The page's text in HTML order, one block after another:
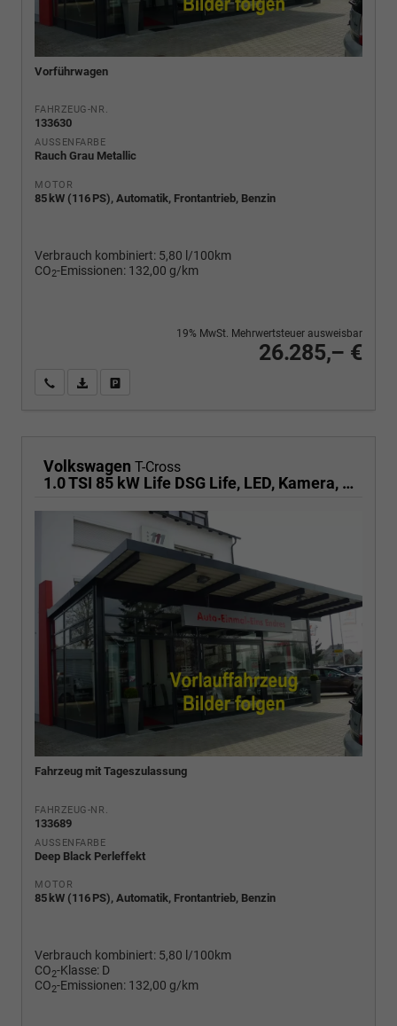
Vorführwagen
FAHRZEUG-NR.
133630
AUSSENFARBE
Rauch Grau Metallic
MOTOR
85 kW (116 PS), Automatik, Frontantrieb, Benzin
Verbrauch kombiniert: 5,80 l/100km
CO2-Emissionen: 132,00 g/km
26.285,– €
19% MwSt. Mehrwertsteuer ausweisbar
Wir rufen Sie anPDF-Fahrzeugexposé drucken
Volkswagen T-Cross
1.0 TSI 85 kW Life DSG Life, LED, Kamera, ACC, Side, Winter, 17-Zoll, 3-J. Garantie
Fahrzeug mit Tageszulassung
FAHRZEUG-NR.
133689
AUSSENFARBE
Deep Black Perleffekt
MOTOR
85 kW (116 PS), Automatik, Frontantrieb, Benzin
Verbrauch kombiniert: 5,80 l/100km
CO2-Klasse: D
CO2-Emissionen: 132,00 g/km